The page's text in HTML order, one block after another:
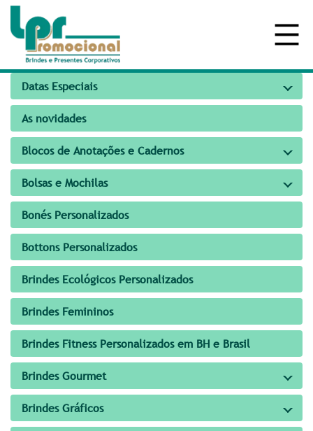
Datas Especiais
As novidades
Blocos de Anotações e Cadernos
Bolsas e Mochilas
Bonés Personalizados
Bottons Personalizados
Brindes Ecológicos Personalizados
Brindes Femininos
Brindes Fitness Personalizados em BH e Brasil
Brindes Gourmet
Brindes Gráficos